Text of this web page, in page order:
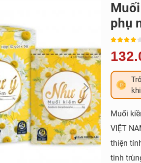
phụ
Muối
VIỆT
thiện
tinh